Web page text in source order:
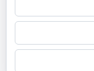
Escuela de
Creuà Infantil
Exposición
Ganadores
Nueva Junta